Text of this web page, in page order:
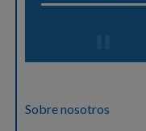
Sobre nosotros